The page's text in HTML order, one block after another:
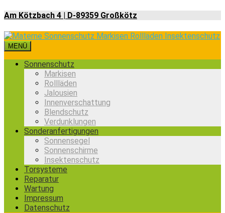
Am Kötzbach 4 | D-89359 Großkötz
MENÜ
Sonnenschutz
Markisen
Rollläden
Jalousien
Innenverschattung
Blendschutz
Verdunklungen
Sonderanfertigungen
Sonnensegel
Sonnenschirme
Insektenschutz
Torsysteme
Reparatur
Wartung
Impressum
Datenschutz